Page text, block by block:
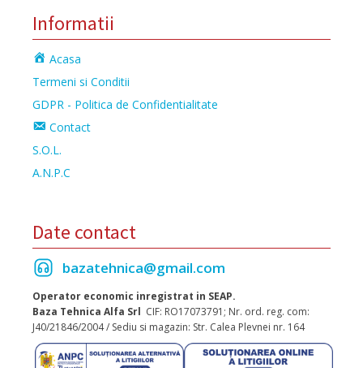
Informatii
Acasa
Termeni si Conditii
GDPR - Politica de Confidentialitate
Contact
S.O.L.
A.N.P.C
Date contact
bazatehnica@gmail.com
Operator economic inregistrat in SEAP.
Baza Tehnica Alfa Srl CIF: RO17073791; Nr. ord. reg. com:
J40/21846/2004 / Sediu si magazin: Str. Calea Plevnei nr. 164